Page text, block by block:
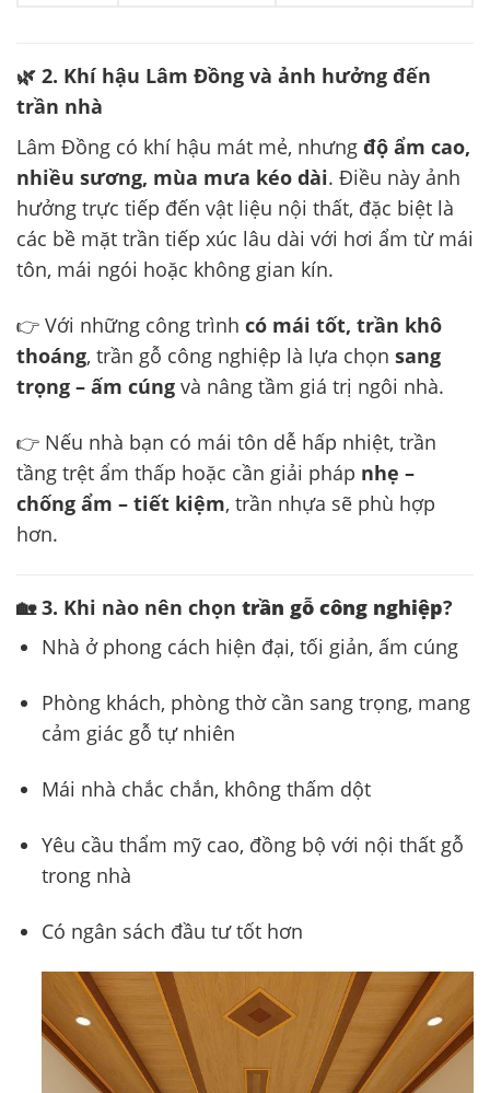
🌿 2. Khí hậu Lâm Đồng và ảnh hưởng đến
trần nhà
Lâm Đồng có khí hậu mát mẻ, nhưng độ ẩm cao,
nhiều sương, mùa mưa kéo dài. Điều này ảnh
hưởng trực tiếp đến vật liệu nội thất, đặc biệt là
các bề mặt trần tiếp xúc lâu dài với hơi ẩm từ mái
tôn, mái ngói hoặc không gian kín.
👉 Với những công trình có mái tốt, trần khô
thoáng, trần gỗ công nghiệp là lựa chọn sang
trọng – ấm cúng và nâng tầm giá trị ngôi nhà.
👉 Nếu nhà bạn có mái tôn dễ hấp nhiệt, trần
tầng trệt ẩm thấp hoặc cần giải pháp nhẹ –
chống ẩm – tiết kiệm, trần nhựa sẽ phù hợp
hơn.
🏡 3. Khi nào nên chọn trần gỗ công nghiệp?
Nhà ở phong cách hiện đại, tối giản, ấm cúng
Phòng khách, phòng thờ cần sang trọng, mang
cảm giác gỗ tự nhiên
Mái nhà chắc chắn, không thấm dột
Yêu cầu thẩm mỹ cao, đồng bộ với nội thất gỗ
trong nhà
Có ngân sách đầu tư tốt hơn